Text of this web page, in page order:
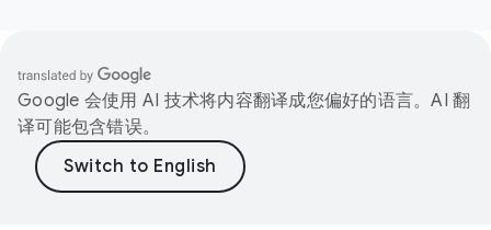
Google 会使用 AI 技术将内容翻译成您偏好的语言。AI 翻
译可能包含错误。